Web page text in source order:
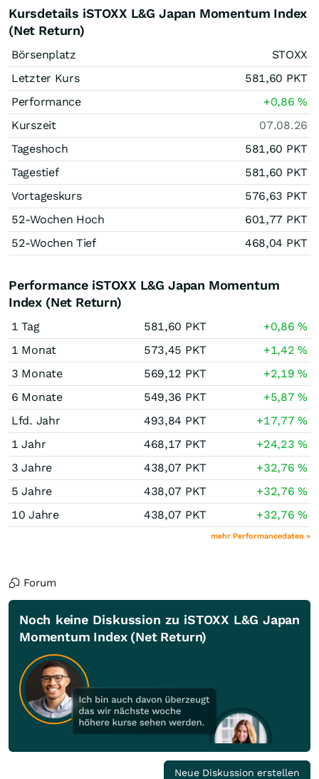
Kursdetails iSTOXX L&G Japan Momentum Index
(Net Return)
Börsenplatz
STOXX
Letzter Kurs
581,60 PKT
Performance
+0,86%
Kurszeit
07.08.26
Tageshoch
581,60 PKT
Tagestief
581,60 PKT
Vortageskurs
576,63 PKT
52-Wochen Hoch
601,77 PKT
52-Wochen Tief
468,04 PKT
Performance iSTOXX L&G Japan Momentum
Index (Net Return)
1 Tag 581,60 PKT +0,86%
1 Monat
573,45 PKT +1,42%
3 Monate
569,12 PKT +2,19%
6 Monate
549,36 PKT +5,87%
Lfd. Jahr
493,84 PKT +17,77%
1 Jahr
468,17 PKT +24,23%
3 Jahre
438,07 PKT +32,76%
5 Jahre
438,07 PKT +32,76%
10 Jahre
438,07 PKT +32,76%
mehr Performancedaten »
Forum
Noch keine Diskussion zu iSTOXX L&G Japan
Momentum Index (Net Return)
Neue Diskussion erstellen